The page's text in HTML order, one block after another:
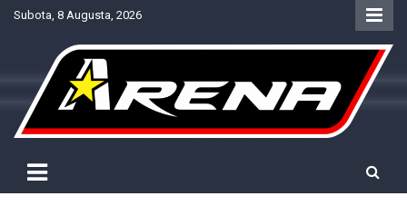
SkipSubota, 8 Augusta, 2026
NTV Arena